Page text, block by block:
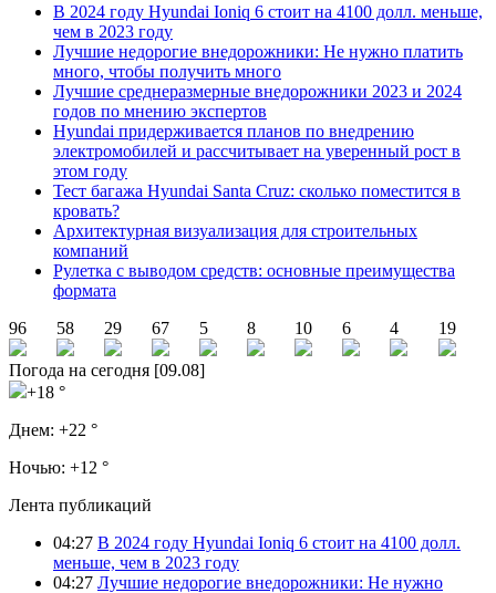
В 2024 году Hyundai Ioniq 6 стоит на 4100 долл. меньше,
чем в 2023 году
Лучшие недорогие внедорожники: Не нужно платить
много, чтобы получить много
Лучшие среднеразмерные внедорожники 2023 и 2024
годов по мнению экспертов
Hyundai придерживается планов по внедрению
электромобилей и рассчитывает на уверенный рост в
этом году
Тест багажа Hyundai Santa Cruz: сколько поместится в
кровать?
Архитектурная визуализация для строительных
компаний
Рулетка с выводом средств: основные преимущества
формата
96
58 29 67 5 8 10 6 4 19
Погода на сегодня [09.08]
+18 °
Днем: +22 °
Ночью: +12 °
Лента публикаций
04:27 В 2024 году Hyundai Ioniq 6 стоит на 4100 долл.
меньше, чем в 2023 году
04:27 Лучшие недорогие внедорожники: Не нужно